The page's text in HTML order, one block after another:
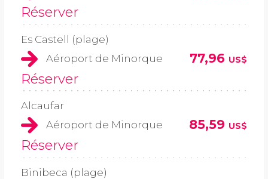
Réserver
Es Castell (plage)
Aéroport de Minorque
77,96 US$
Réserver
Alcaufar
Aéroport de Minorque
85,59 US$
Réserver
Binibeca (plage)